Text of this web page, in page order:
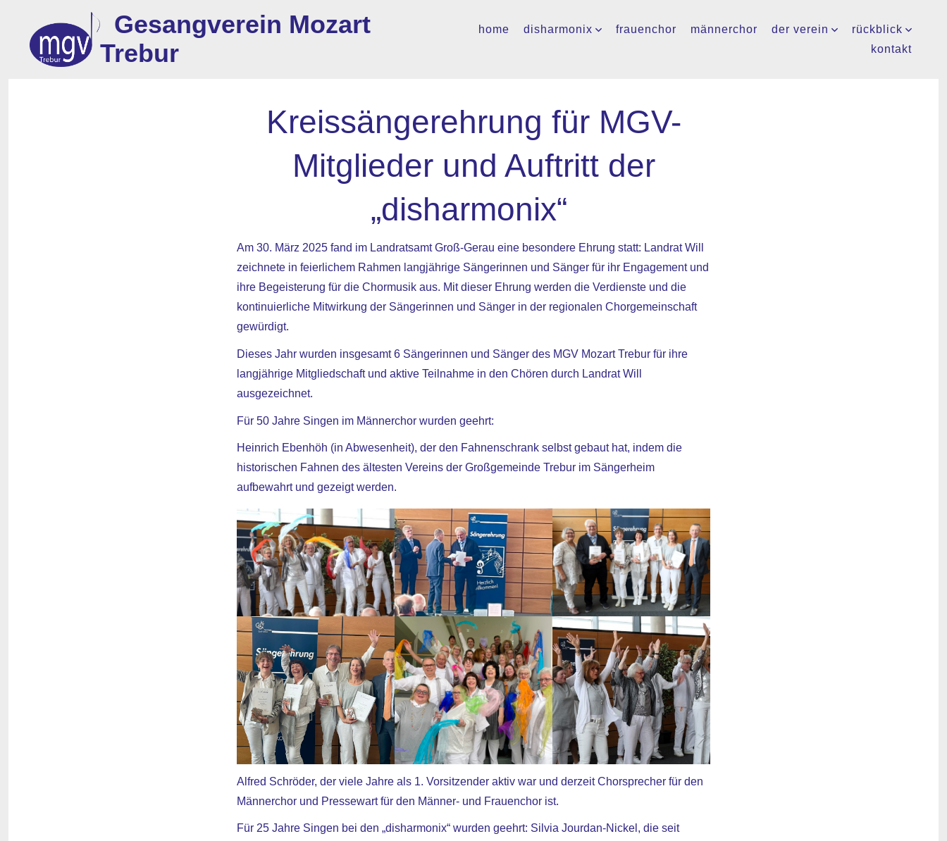
springen
Gesangverein Mozart
Trebur
home disharmonix frauenchor männerchor der verein
rückblick
kontakt
Kreissängerehrung für MGV-
Mitglieder und Auftritt der
„disharmonix“
Am 30. März 2025 fand im Landratsamt Groß-Gerau eine besondere Ehrung statt: Landrat Will
zeichnete in feierlichem Rahmen langjährige Sängerinnen und Sänger für ihr Engagement und
ihre Begeisterung für die Chormusik aus. Mit dieser Ehrung werden die Verdienste und die
kontinuierliche Mitwirkung der Sängerinnen und Sänger in der regionalen Chorgemeinschaft
gewürdigt.
Dieses Jahr wurden insgesamt 6 Sängerinnen und Sänger des MGV Mozart Trebur für ihre
langjährige Mitgliedschaft und aktive Teilnahme in den Chören durch Landrat Will
ausgezeichnet.
Für 50 Jahre Singen im Männerchor wurden geehrt:
Heinrich Ebenhöh (in Abwesenheit), der den Fahnenschrank selbst gebaut hat, indem die
historischen Fahnen des ältesten Vereins der Großgemeinde Trebur im Sängerheim
aufbewahrt und gezeigt werden.
Alfred Schröder, der viele Jahre als 1. Vorsitzender aktiv war und derzeit Chorsprecher für den
Männerchor und Pressewart für den Männer- und Frauenchor ist.
Für 25 Jahre Singen bei den „disharmonix“ wurden geehrt: Silvia Jourdan-Nickel, die seit